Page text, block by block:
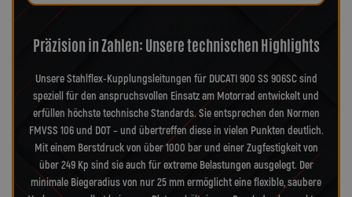
Präzision in Zahlen: Unsere technischen Highlights
Unsere Stahlflex-Kupplungsleitungen für DUCATI 900 SS 906SC sind
speziell für den anspruchsvollen Einsatz am Motorrad entwickelt und
erfüllen höchste technische Standards. Sie entsprechen den Normen
FMVSS 106 und DOT – und übertreffen diese in vielen Punkten deutlich.
Mit einem Berstdruck von über 1000 bar und einer Zugfestigkeit von
über 249 Kp sind sie auch für extreme Belastungen ausgelegt. Der
minimale Biegeradius von nur 25 mm ermöglicht eine flexible, saubere